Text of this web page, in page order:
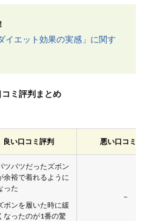
イエット効果の実感」に関す
ミ評判まとめ
良い口コミ評判 悪い口コミ評
ツパツだったズボン
余裕で着れるように
った
ボンを履いた時に緩
なったのが1番の驚
－